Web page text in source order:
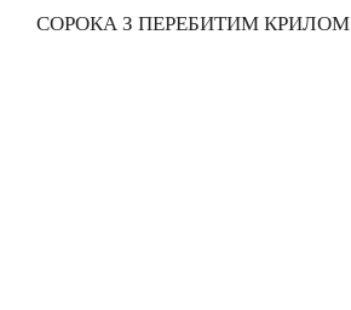
СОРОКА З ПЕРЕБИТИМ КРИЛОМ